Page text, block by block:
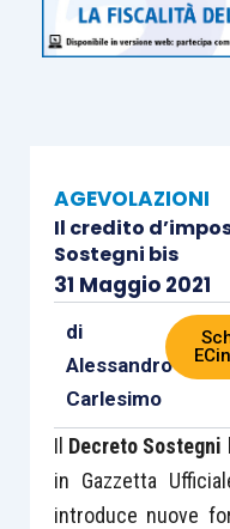
AGEVOLAZIONI
Il credito
Sostegni bis
31 Maggio 2021
di
Alessandro
Carlesimo
Il Decreto Sostegni
in Gazzetta
introduce nuove